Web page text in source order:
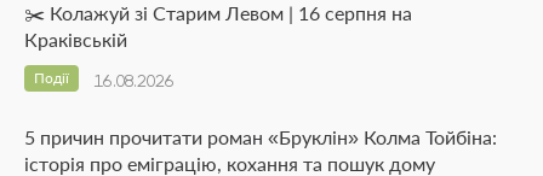
✂️ Колажуй зі Старим Левом | 16 серпня на
Краківській
16.08.2026
Події
5 причин прочитати роман «Бруклін» Колма Тойбіна:
історія про еміграцію, кохання та пошук дому